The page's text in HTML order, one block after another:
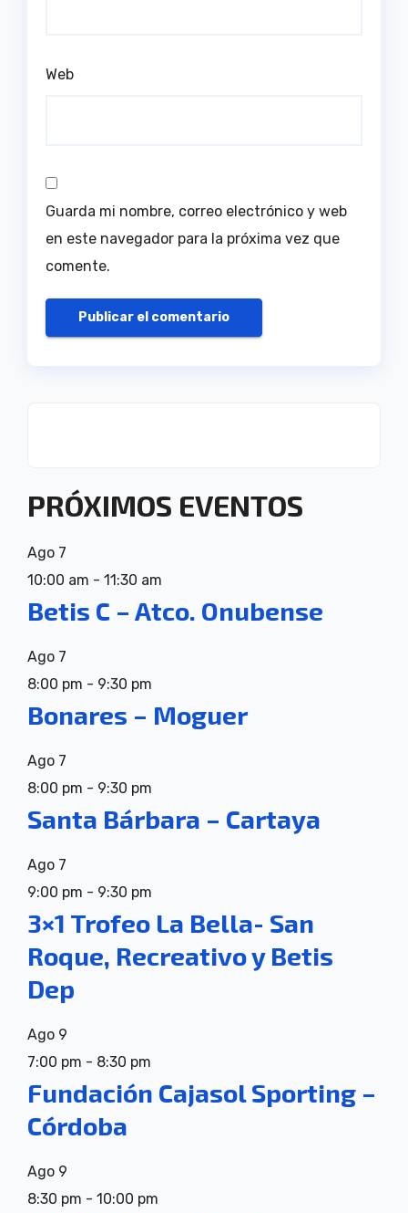
Web
Guarda mi nombre, correo electrónico y web
en este navegador para la próxima vez que
comente.
PRÓXIMOS EVENTOS
Ago 7
10:00 am - 11:30 am
Betis C – Atco. Onubense
Ago 7
8:00 pm - 9:30 pm
Bonares – Moguer
Ago 7
8:00 pm - 9:30 pm
Santa Bárbara – Cartaya
Ago 7
9:00 pm - 9:30 pm
3×1 Trofeo La Bella- San
Roque, Recreativo y Betis
Dep
Ago 9
7:00 pm - 8:30 pm
Fundación Cajasol Sporting –
Córdoba
Ago 9
8:30 pm - 10:00 pm